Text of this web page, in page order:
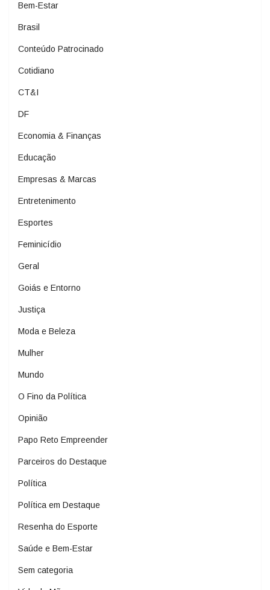
Bem-Estar
Brasil
Conteúdo Patrocinado
Cotidiano
CT&I
DF
Economia & Finanças
Educação
Empresas & Marcas
Entretenimento
Esportes
Feminicídio
Geral
Goiás e Entorno
Justiça
Moda e Beleza
Mulher
Mundo
O Fino da Política
Opinião
Papo Reto Empreender
Parceiros do Destaque
Política
Política em Destaque
Resenha do Esporte
Saúde e Bem-Estar
Sem categoria